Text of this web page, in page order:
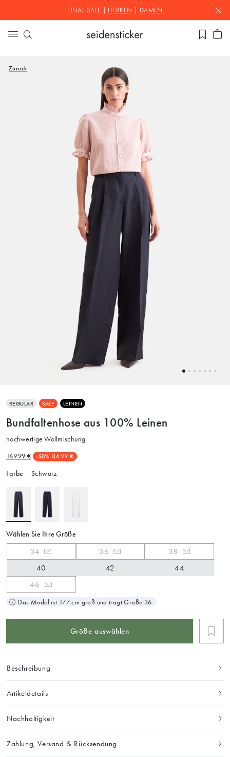
FINAL SALE | HERREN DAMEN
Zurück
REGULAR SALE LEINEN
Bundfaltenhose aus 100% Leinen
hochwertige Wollmischung
169.99 € -50% 84.99 €
Farbe Schwarz
Wählen Sie Ihre Größe
34 36
38
40
42
44
46
Das Model ist 177 cm groß und trägt Größe 36.
Größe auswählen
Beschreibung
Artikeldetails
Nachhaltigkeit
Zahlung, Versand & Rücksendung